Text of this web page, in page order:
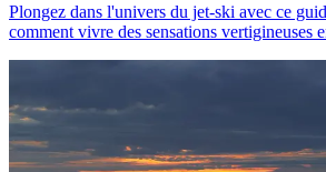
Plongez dans l'univers du jet-ski avec ce
comment vivre des sensations vertigineuses